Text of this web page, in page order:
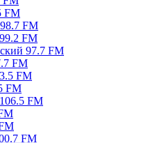
FM
FM
FM
97.7 FM
FM
FM
FM
FM
FM